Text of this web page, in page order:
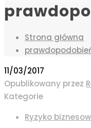
Strona główna
11/03/2017
Opublikowany przez
Kategorie
Ryzyko